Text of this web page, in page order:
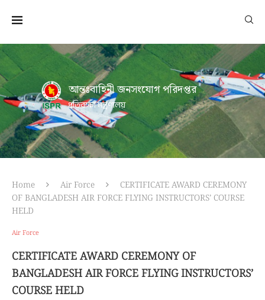
আন্তঃবাহিনী জনসংযোগ পরিদপ্তর
প্রতিরক্ষা মন্ত্রণালয়
Home Air Force
CERTIFICATE AWARD CEREMONY
OF BANGLADESH AIR FORCE FLYING INSTRUCTORS’ COURSE
HELD
Air Force
CERTIFICATE AWARD CEREMONY OF
BANGLADESH AIR FORCE FLYING INSTRUCTORS’
COURSE HELD